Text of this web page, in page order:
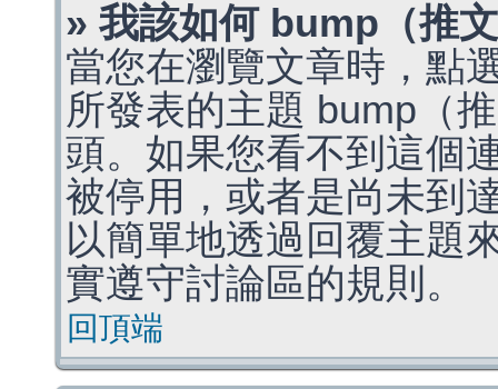
» 我該如何 bump（推
當您在瀏覽文章時，點
所發表的主題 bump（
頭。如果您看不到這個
被停用，或者是尚未到
以簡單地透過回覆主題
實遵守討論區的規則。
回頂端